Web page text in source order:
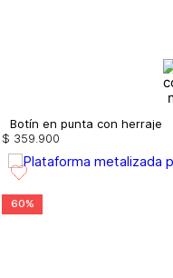
Botín en punta con herraje
$ 359 900
60%